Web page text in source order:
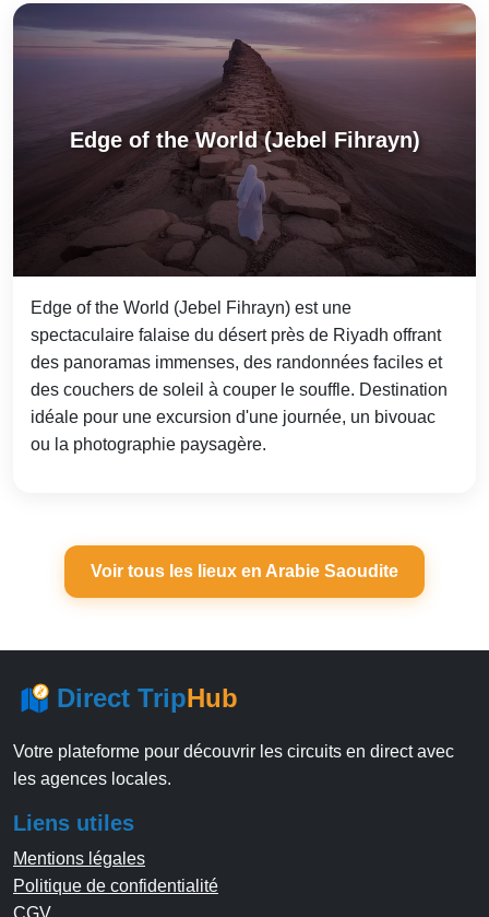
Edge of the World (Jebel Fihrayn)
Edge of the World (Jebel Fihrayn) est une
spectaculaire falaise du désert près de Riyadh offrant
des panoramas immenses, des randonnées faciles et
des couchers de soleil à couper le souffle. Destination
idéale pour une excursion d'une journée, un bivouac
ou la photographie paysagère.
Voir tous les lieux en Arabie Saoudite
Direct TripHub
Votre plateforme pour découvrir les circuits en direct avec
les agences locales.
Liens utiles
Mentions légales
Politique de confidentialité